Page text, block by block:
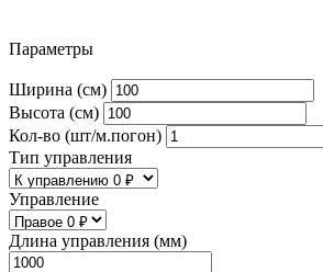
Параметры
Ширина (см)
Высота (см)
Кол-во (шт/м.погон)
Тип управления
Управление
Длина управления (мм)